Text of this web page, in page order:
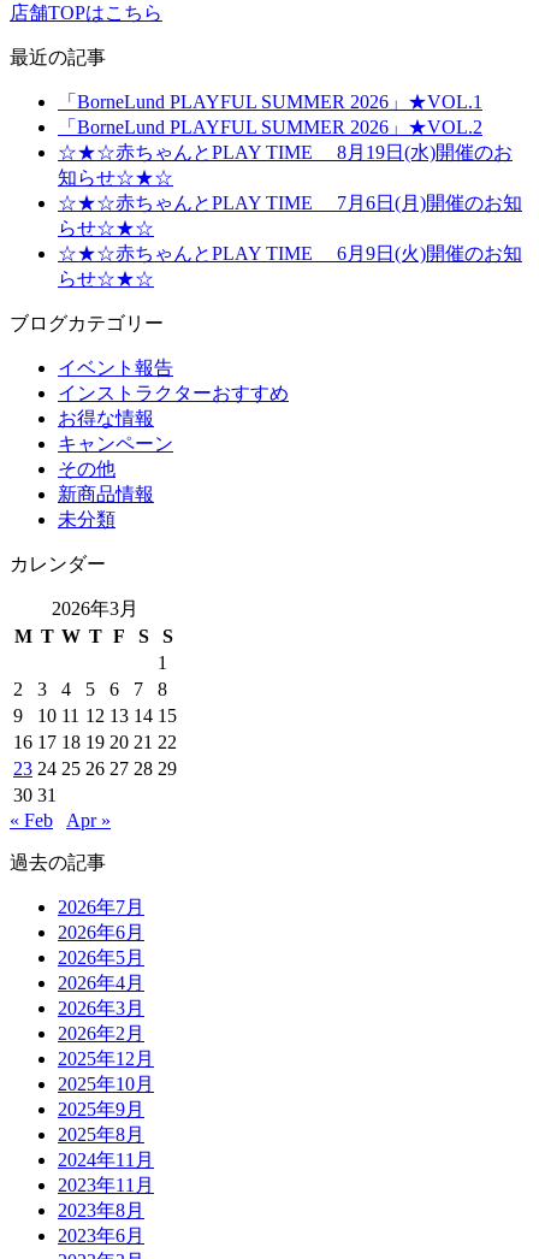
店舗TOPはこちら
最近の記事
「BorneLund PLAYFUL SUMMER 2026」★VOL.1
「BorneLund PLAYFUL SUMMER 2026」★VOL.2
☆★☆赤ちゃんとPLAY TIME 8月19日(水)開催のお
知らせ☆★☆
☆★☆赤ちゃんとPLAY TIME 7月6日(月)開催のお知
らせ☆★☆
☆★☆赤ちゃんとPLAY TIME 6月9日(火)開催のお知
らせ☆★☆
ブログカテゴリー
イベント報告
インストラクターおすすめ
お得な情報
キャンペーン
その他
新商品情報
未分類
カレンダー
2026年3月
M T W T F S
S
1
2
3 4 5 6 7
8
9
10 11 12 13 14 15
16 17 18 19 20 21 22
23 24 25 26 27 28 29
30 31
« Feb
Apr »
過去の記事
2026年7月
2026年6月
2026年5月
2026年4月
2026年3月
2026年2月
2025年12月
2025年10月
2025年9月
2025年8月
2024年11月
2023年11月
2023年8月
2023年6月